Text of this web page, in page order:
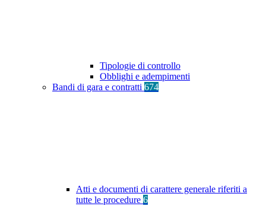
Tipologie di controllo
Obblighi e adempimenti
Bandi di gara e contratti 674
Atti e documenti di carattere generale riferiti a
tutte le procedure 6